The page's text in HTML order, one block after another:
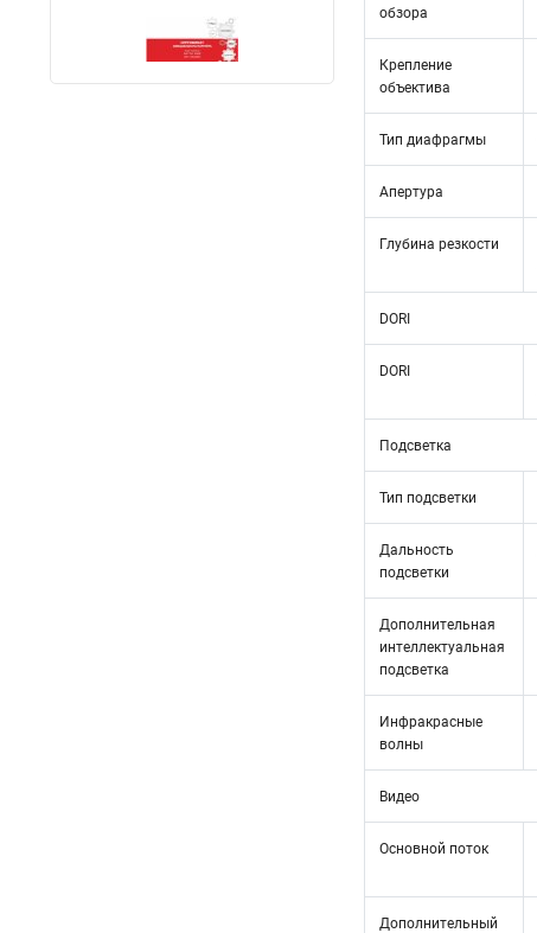
обзора
Крепление
объектива
Тип диафрагмы
Апертура
Глубина резкости
DORI
DORI
Подсветка
Тип подсветки
Дальность
подсветки
Дополнительная
интеллектуальная
подсветка
Инфракрасные
волны
Видео
Основной поток
Дополнительный